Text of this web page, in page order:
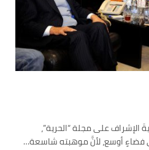
الإشراف على مجلة “الحرية”،
فضاءٍ أوسع، لأنَّ موهبته شاسعة…